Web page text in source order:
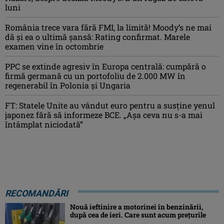
luni
România trece vara fără FMI, la limită! Moody’s ne mai
dă și ea o ultimă șansă: Rating confirmat. Marele
examen vine în octombrie
PPC se extinde agresiv în Europa centrală: cumpără o
firmă germană cu un portofoliu de 2.000 MW în
regenerabil în Polonia și Ungaria
FT: Statele Unite au vândut euro pentru a susține yenul
japonez fără să informeze BCE. „Așa ceva nu s-a mai
întâmplat niciodată”
RECOMANDĂRI
Nouă ieftinire a motorinei în benzinării,
după cea de ieri. Care sunt acum prețurile